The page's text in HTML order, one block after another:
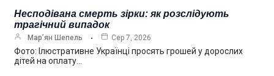
Несподівана смерть зірки: як розслідують
трагічний випадок
Мар’ян Шепель Сер 7, 2026
Фото: Ілюстративне Українці просять грошей у дорослих
дітей на оплату…